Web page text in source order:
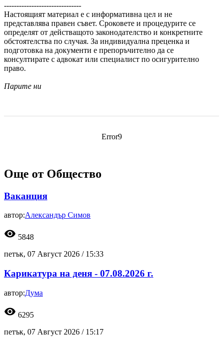
-------------------------------
Настоящият материал е с информативна цел и не
представлява правен съвет. Сроковете и процедурите се
определят от действащото законодателство и конкретните
обстоятелства по случая. За индивидуална преценка и
подготовка на документи е препоръчително да се
консултирате с адвокат или специалист по осигурително
право.
Парите ни
Error9
Още от Общество
Ваканция
автор:Александър Симов
visibility 5848
петък, 07 Август 2026 / 15:33
Карикатура на деня - 07.08.2026 г.
автор:Дума
visibility 6295
петък, 07 Август 2026 / 15:17